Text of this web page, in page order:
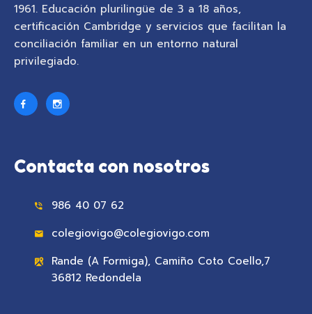
1961. Educación plurilingüe de 3 a 18 años,
certificación Cambridge y servicios que facilitan la
conciliación familiar en un entorno natural
privilegiado.
Contacta con nosotros
986 40 07 62
colegiovigo@colegiovigo.com
Rande (A Formiga), Camiño Coto Coello,7
36812 Redondela